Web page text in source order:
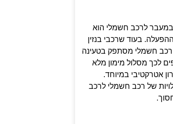
במעבר לרכב חשמלי הוא
בעוד שרכבי בנזין
רכב חשמלי מסתפק בטעינה
לכך מסלול מימון מלא
אטרקטיבי במיוחד.
של רכב חשמלי לרכב